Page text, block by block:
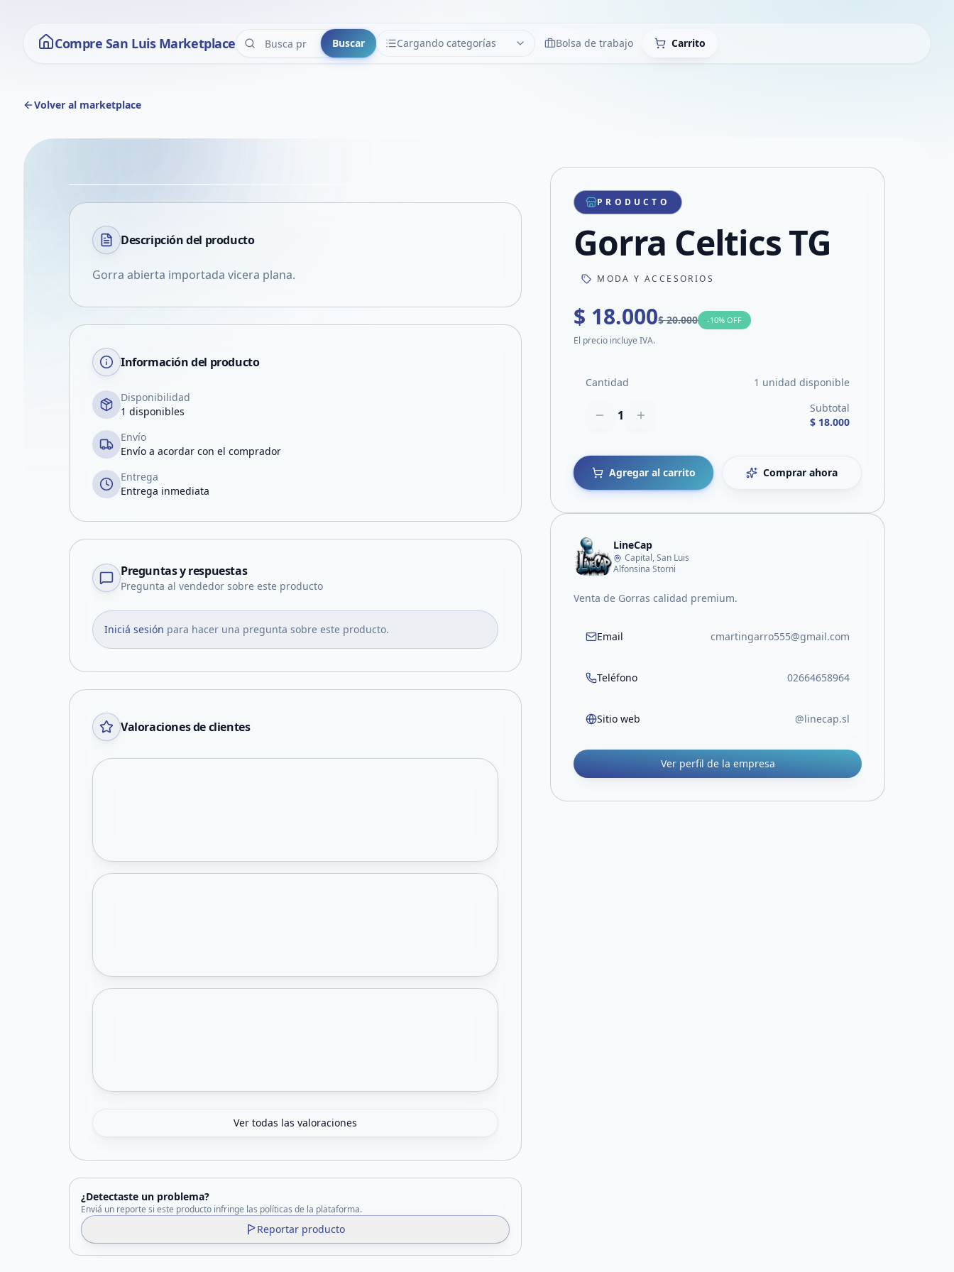
Compre San Luis Marketplace Buscar Cargando categorías
CATEGORÍAS LimpiarBolsa de trabajo Carrito
Volver al marketplace
VER EN PANTALLA COMPLETA
Compartir producto
Compartir por WhatsApp
Compartir por mail
Compartir en Facebook
Descripción del producto
Gorra abierta importada vicera plana.
Información del producto
Disponibilidad
1 disponibles
Envío
Envío a acordar con el comprador
Entrega
Entrega inmediata
Preguntas y respuestas
Pregunta al vendedor sobre este producto
Iniciá sesión para hacer una pregunta sobre este producto.
Valoraciones de clientes
Ver todas las valoraciones
¿Detectaste un problema?
Enviá un reporte si este producto infringe las políticas de la plataforma.
Reportar producto
PRODUCTO
Gorra Celtics TG
MODA Y ACCESORIOS
$ 18.000$ 20.000 -10% OFF
El precio incluye IVA.
Cantidad 1 unidad disponible
1
Subtotal
$ 18.000
Agregar al carrito Comprar ahora
LineCap
Capital, San Luis
Alfonsina Storni
Venta de Gorras calidad premium.
Email cmartingarro555@gmail.com
Teléfono 02664658964
Sitio web @linecap.sl
Ver perfil de la empresa